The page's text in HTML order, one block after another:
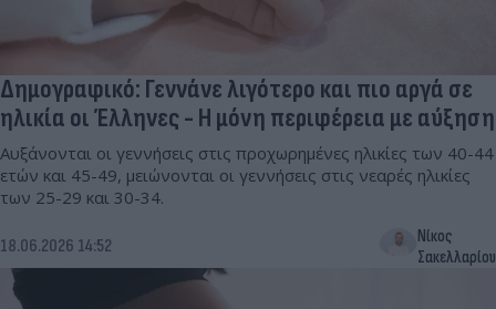
Δημογραφικό: Γεννάνε λιγότερο και πιο αργά σε
ηλικία οι Έλληνες - Η μόνη περιφέρεια με αύξηση
Αυξάνονται οι γεννήσεις στις προχωρημένες ηλικίες των 40-44
ετών και 45-49, μειώνονται οι γεννήσεις στις νεαρές ηλικίες
των 25-29 και 30-34.
18.06.2026 14:52
Νίκος
Σακελλαρίου